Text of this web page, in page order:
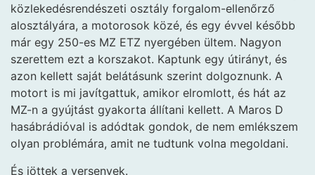
közlekedésrendészeti osztály forgalom-ellenőrző
alosztályára, a motorosok közé, és egy évvel később
már egy 250-es MZ ETZ nyergében ültem. Nagyon
szerettem ezt a korszakot. Kaptunk egy útirányt, és
azon kellett saját belátásunk szerint dolgoznunk. A
motort is mi javítgattuk, amikor elromlott, és hát az
MZ-n a gyújtást gyakorta állítani kellett. A Maros D
hasábrádióval is adódtak gondok, de nem emlékszem
olyan problémára, amit ne tudtunk volna megoldani.
És jöttek a versenyek.